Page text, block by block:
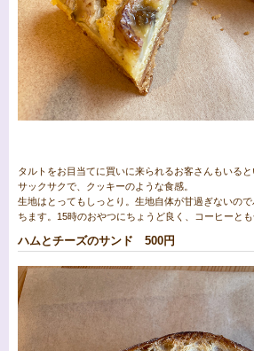
タルトをお目当てに買いに来られるお客さんもいる
サックサクで、クッキーのような食感。
生地はとってもしっとり。生地自体が甘過ぎないの
ちます。15時のおやつにちょうど良く、コーヒーとも
ハムとチーズのサンド 500円